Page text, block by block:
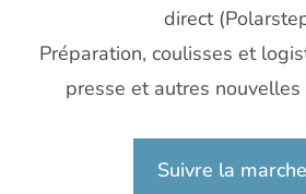
direct
Préparation, coulisses et
presse et autres
Suivre la marche